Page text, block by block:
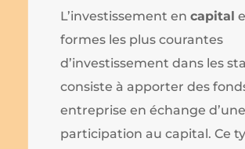
L’investissement encapital
formes les plus courantes
d’investissement dans les
consiste à apporter des
entreprise en échange d’une
participation au capital. Ce